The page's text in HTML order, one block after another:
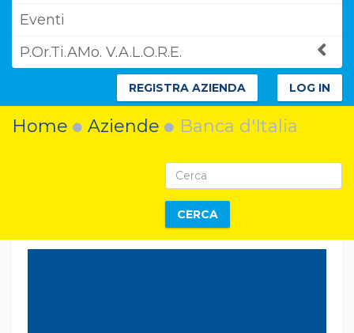
Eventi
P.Or.Ti.AMo. V.A.L.O.R.E.
REGISTRA AZIENDA LOG IN
Home Aziende Banca d'Italia
CERCA